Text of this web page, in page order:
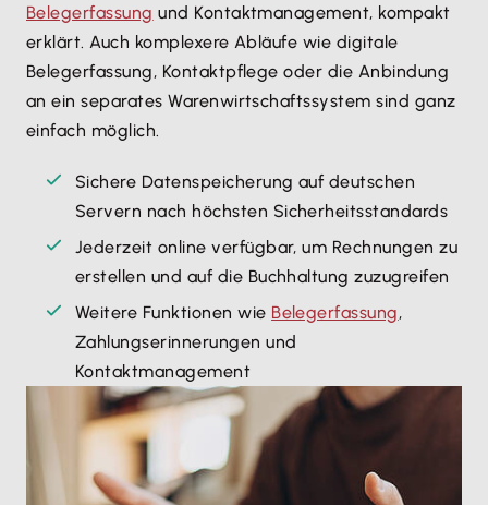
Belegerfassung und Kontaktmanagement, kompakt
erklärt. Auch komplexere Abläufe wie digitale
Belegerfassung, Kontaktpflege oder die Anbindung
an ein separates Warenwirtschaftssystem sind ganz
einfach möglich.
Sichere Datenspeicherung auf deutschen
Servern nach höchsten Sicherheitsstandards
Jederzeit online verfügbar, um Rechnungen zu
erstellen und auf die Buchhaltung zuzugreifen
Weitere Funktionen wie Belegerfassung,
Zahlungserinnerungen und
Kontaktmanagement